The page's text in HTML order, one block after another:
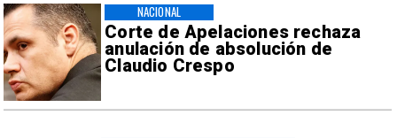
Corte de Apelaciones rechaza
anulación de absolución de
Claudio Crespo
NACIONAL